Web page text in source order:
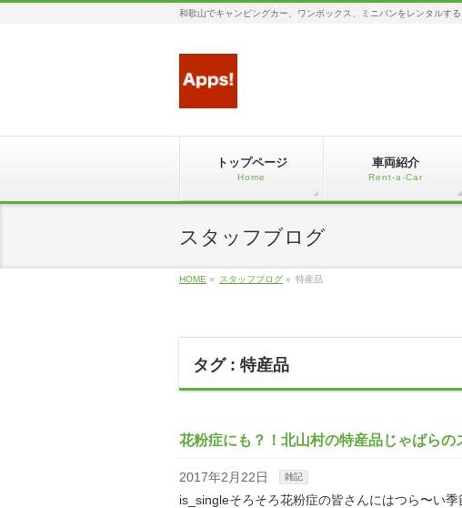
和歌山でキャンピングカー、ワンボックス、ミニバンをレンタルす
トップページ
Home
車両紹介
Rent-a-Car
スタッフブログ
HOME » スタッフブログ » 特産品
タグ : 特産品
花粉症にも？！北山村の特産品じゃばらの
2017年2月22日 雑記
is_singleそろそろ花粉症の皆さんにはつら〜い